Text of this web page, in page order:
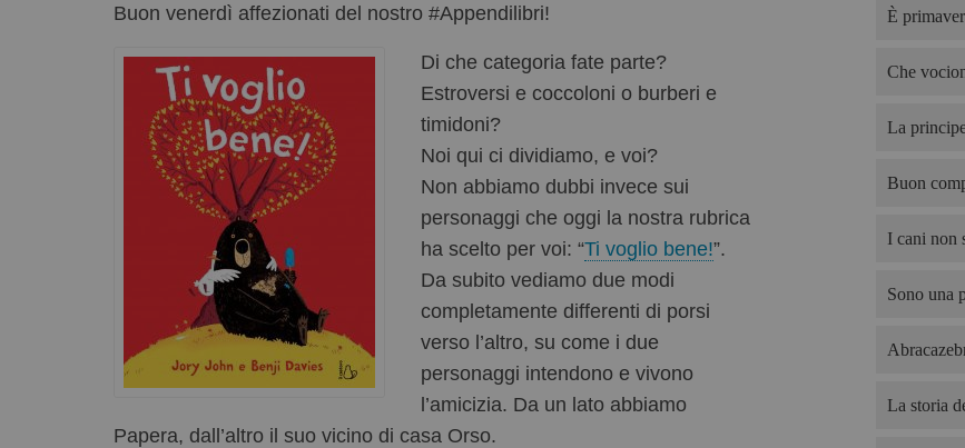
Buon venerdì affezionati del nostro #Appendilibri!
Di che categoria fate parte?
Estroversi e coccoloni o burberi e
timidoni?
Noi qui ci dividiamo, e voi?
Non abbiamo dubbi invece sui
personaggi che oggi la nostra rubrica
ha scelto per voi: “Ti voglio bene!”.
Da subito vediamo due modi
completamente differenti di porsi
verso l’altro, su come i due
personaggi intendono e vivono
l’amicizia. Da un lato abbiamo
Papera, dall’altro il suo vicino di casa Orso.
È
Che
La
Buon
I cani non
Sono una
La storia